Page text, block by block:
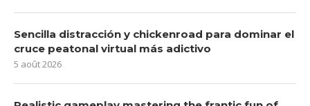
Sencilla distracción y chickenroad para dominar el
cruce peatonal virtual más adictivo
5 août 2026